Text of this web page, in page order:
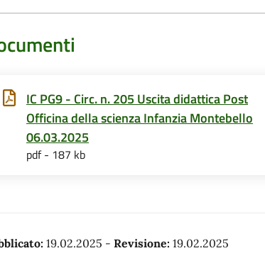
IC PG9 - Circ. n. 205 Uscita didattica Post
Officina della scienza Infanzia Montebello
06.03.2025
pdf - 187 kb
19.02.2025 - Revisione: 19.02.2025